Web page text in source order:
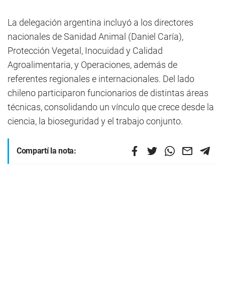
La delegación argentina incluyó a los directores
nacionales de Sanidad Animal (Daniel Caría),
Protección Vegetal, Inocuidad y Calidad
Agroalimentaria, y Operaciones, además de
referentes regionales e internacionales. Del lado
chileno participaron funcionarios de distintas áreas
técnicas, consolidando un vínculo que crece desde la
ciencia, la bioseguridad y el trabajo conjunto.
Compartí la nota: